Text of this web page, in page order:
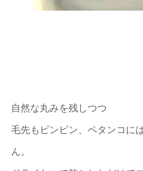
自然な丸みを残しつつ
毛先もピンピン、ペタンコに
ん。